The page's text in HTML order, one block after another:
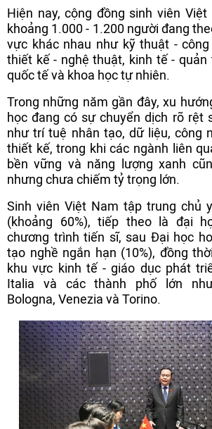
Hiện nay, cộng đồng sinh viên
khoảng 1.000 - 1.200 người đang
vực khác nhau như kỹ thuật -
thiết kế - nghệ thuật, kinh tế - quản
quốc tế và khoa học tự nhiên.
Trong những năm gần đây, xu
học đang có sự chuyển dịch rõ rệt
như trí tuệ nhân tạo, dữ liệu, công
thiết kế, trong khi các ngành liên
bền vững và năng lượng xanh
nhưng chưa chiếm tỷ trọng lớn.
Sinh viên Việt Nam tập trung chủ
(khoảng 60%), tiếp theo là đại
chương trình tiến sĩ, sau Đại học
tạo nghề ngắn hạn (10%), đồng
khu vực kinh tế - giáo dục phát
Italia và các thành phố lớn
Bologna, Venezia và Torino.